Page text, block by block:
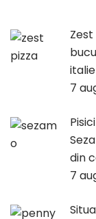
7
din
7